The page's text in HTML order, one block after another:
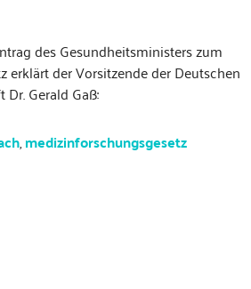
des Gesundheitsministers zum
erklärt der Vorsitzende der Deutschen
Gerald Gaß:
,medizinforschungsgesetz